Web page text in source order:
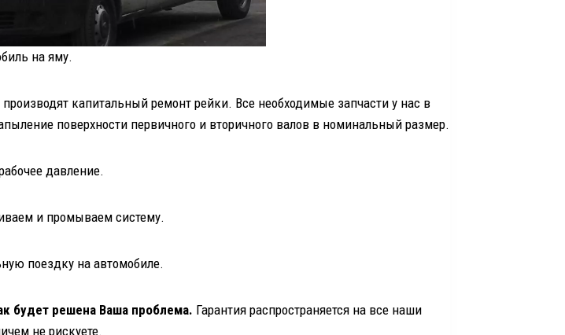
на яму.
капитальный ремонт рейки. Все необходимые запчасти у нас в
поверхности первичного и вторичного валов в номинальный размер.
давление.
и промываем систему.
поездку на автомобиле.
будет решена Ваша проблема. Гарантия распространяется на все наши
не рискуете.